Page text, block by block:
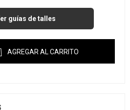
guías de talles
AGREGAR AL CARRITO